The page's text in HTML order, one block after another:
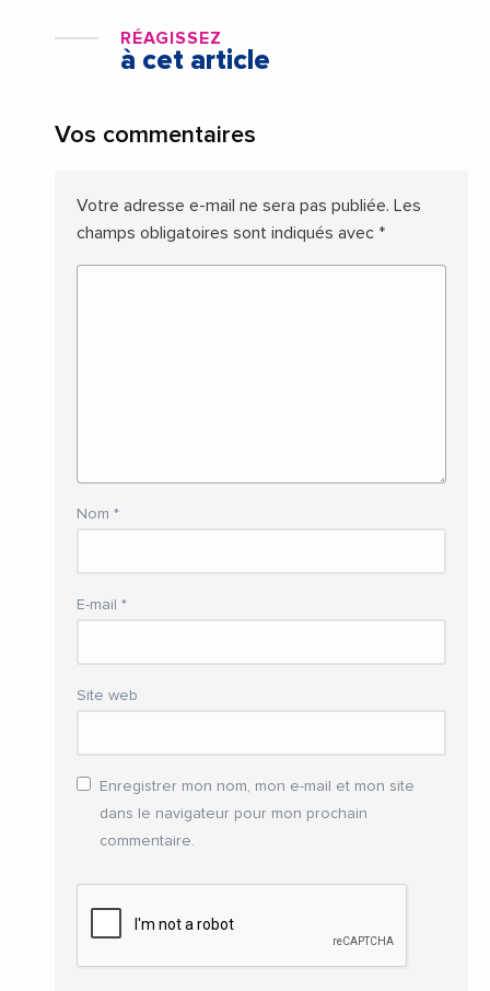
RÉAGISSEZ
à cet article
Vos commentaires
Votre adresse e-mail ne sera pas publiée. Les
champs obligatoires sont indiqués avec *
Nom *
E-mail *
Site web
Enregistrer mon nom, mon e-mail et mon site
dans le navigateur pour mon prochain
commentaire.